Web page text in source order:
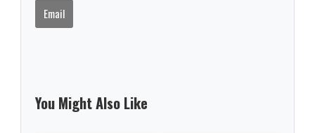
Email
You Might Also Like